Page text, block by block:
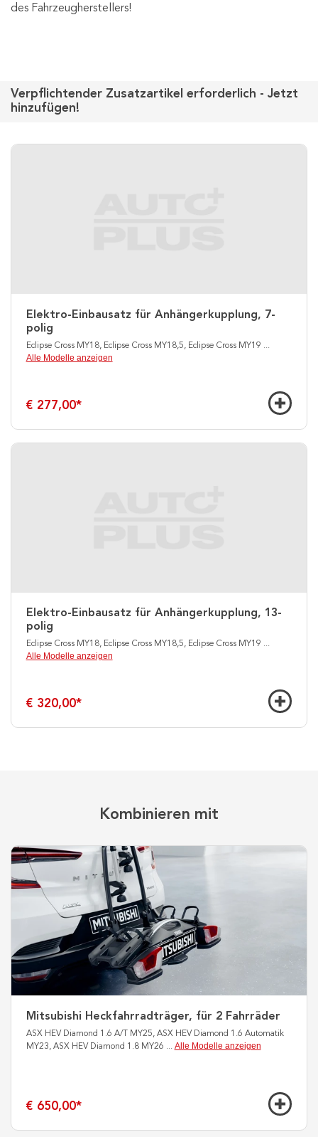
des Fahrzeugherstellers!
Verpflichtender Zusatzartikel erforderlich - Jetzt
hinzufügen!
Elektro-Einbausatz für Anhängerkupplung, 7-
polig
Eclipse Cross MY18, Eclipse Cross MY18,5, Eclipse Cross MY19 ...
Alle Modelle anzeigen
€ 277,00*
Elektro-Einbausatz für Anhängerkupplung, 13-
polig
Eclipse Cross MY18, Eclipse Cross MY18,5, Eclipse Cross MY19 ...
Alle Modelle anzeigen
€ 320,00*
Kombinieren mit
Mitsubishi Heckfahrradträger, für 2 Fahrräder
ASX HEV Diamond 1.6 A/T MY25, ASX HEV Diamond 1.6 Automatik
MY23, ASX HEV Diamond 1.8 MY26 ... Alle Modelle anzeigen
€ 650,00*